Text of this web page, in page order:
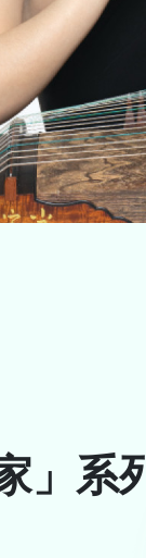
A
」